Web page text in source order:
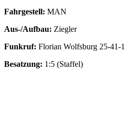
Fahrgestell: MAN
Aus-/Aufbau: Ziegler
Funkruf: Florian Wolfsburg 25-41-1
Besatzung: 1:5 (Staffel)